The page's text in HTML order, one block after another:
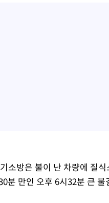
소방은 불이 난 차량에 질
분 만인 오후 6시32분 큰